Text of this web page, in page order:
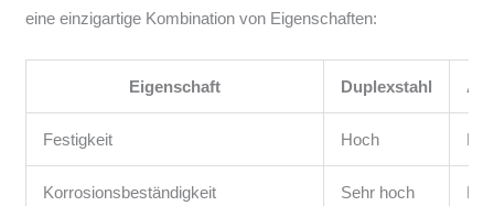
eine einzigartige Kombination von Eigenschaften:
Eigenschaft Duplexstahl
Festigkeit Hoch
Korrosionsbeständigkeit Sehr hoch